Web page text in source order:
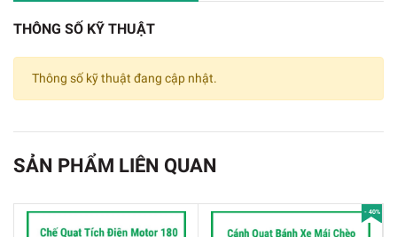
THÔNG SỐ KỸ THUẬT
Thông số kỹ thuật đang cập nhật.
SẢN PHẨM LIÊN QUAN
- 40%